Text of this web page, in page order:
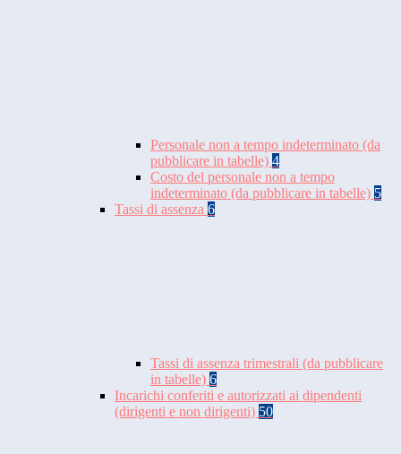
Personale non a tempo indeterminato (da
pubblicare in tabelle) 4
Costo del personale non a tempo
indeterminato (da pubblicare in tabelle) 5
Tassi di assenza 6
Tassi di assenza trimestrali (da pubblicare
in tabelle) 6
Incarichi conferiti e autorizzati ai dipendenti
(dirigenti e non dirigenti) 50